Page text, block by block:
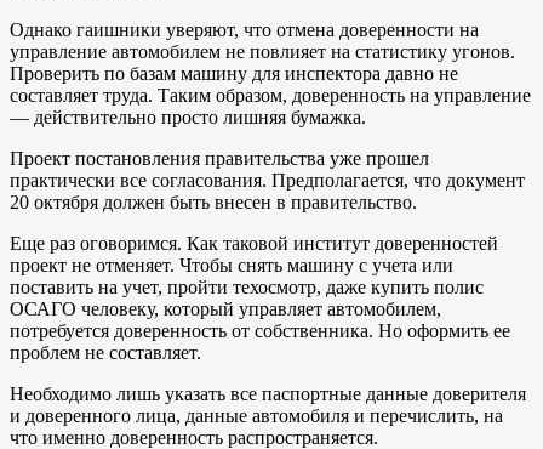
Однако гаишники уверяют, что отмена доверенности на
управление автомобилем не повлияет на статистику угонов.
Проверить по базам машину для инспектора давно не
составляет труда. Таким образом, доверенность на управление
— действительно просто лишняя бумажка.
Проект постановления правительства уже прошел
практически все согласования. Предполагается, что документ
20 октября должен быть внесен в правительство.
Еще раз оговоримся. Как таковой институт доверенностей
проект не отменяет. Чтобы снять машину с учета или
поставить на учет, пройти техосмотр, даже купить полис
ОСАГО человеку, который управляет автомобилем,
потребуется доверенность от собственника. Но оформить ее
проблем не составляет.
Необходимо лишь указать все паспортные данные доверителя
и доверенного лица, данные автомобиля и перечислить, на
что именно доверенность распространяется.